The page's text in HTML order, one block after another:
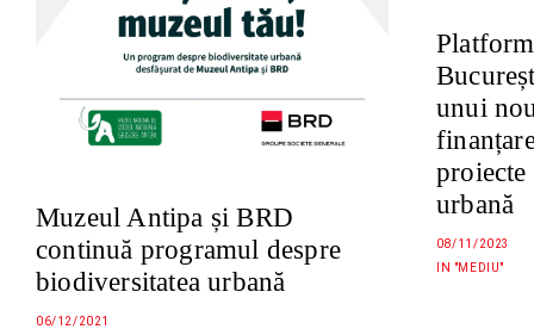
Muzeul Antipa și BRD
continuă programul despre
biodiversitatea urbană
06/12/2021
unui
urbană
08/11/2023
IN "MEDIU"